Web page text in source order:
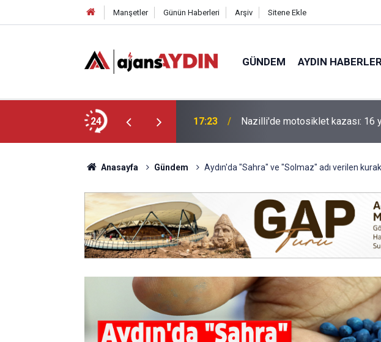
Manşetler Günün Haberleri Arşiv Sitene Ekle
GÜNDEM AYDIN
24 17:23 Nazilli'de motosiklet kazası: 16
Anasayfa Gündem Aydın'da "Sahra" ve "Solmaz" adı verilen